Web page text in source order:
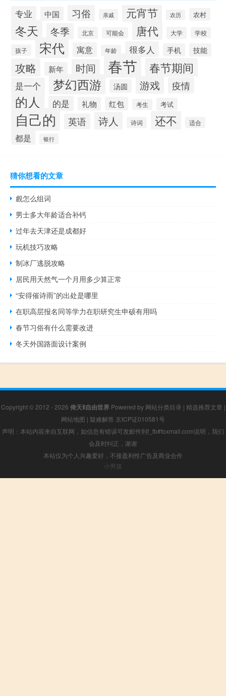
专业 中国 习俗 亲戚 元宵节 农历 农村
冬天 冬季 北京 可能会 唐代 大学 学校
孩子 宋代 寓意 年龄 很多人 手机 技能
攻略 新年 时间 春节 春节期间
是一个 梦幻西游 汤圆 游戏 疫情
的人 的是 礼物 红包 考生 考试
自己的 英语 诗人 诗词 还不 适合
都是 银行
猜你想看的文章
覻怎么组词
男士多大年龄适合补钙
过年去天津还是成都好
玩机技巧攻略
制冰厂逃脱攻略
居民用天然气一个月用多少算正常
“安得催诗雨”的出处是哪里
在职高层报名同等学力在职研究生申硕有用吗
春节习俗有什么需要改进
冬天外国路面设计案例
Copyright © 2012 - 2026 倚天Ⅱ自由世界Powered by 网站分类目录 | 精选推荐文章 |
网站地图 | 疑难解答 京ICP证010581号
声明：本站内容来自互联网，如信息有错误可发邮件到f_fb#foxmail.com说明，我们
会及时纠正，谢谢
本站仅为个人兴趣爱好，不接盈利性广告及商业合作
小男孩